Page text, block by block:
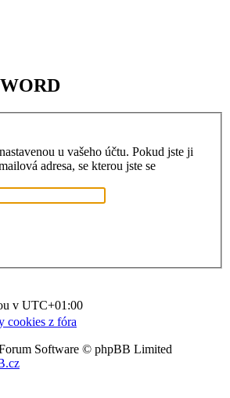
u vašeho účtu. Pokud jste ji
adresa, se kterou jste se
v UTC+01:00
cookies z fóra
Software © phpBB Limited